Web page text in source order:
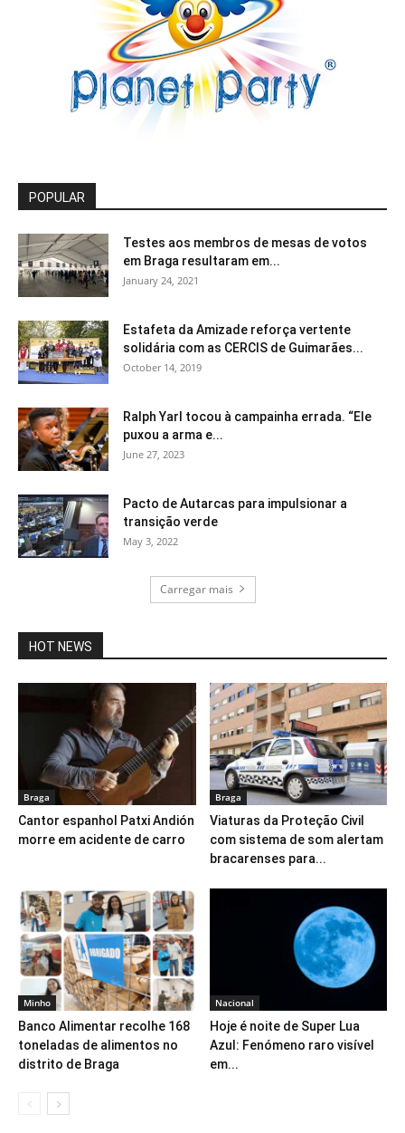
POPULAR
Testes aos membros de mesas de votos
em Braga resultaram em...
January 24, 2021
Estafeta da Amizade reforça vertente
solidária com as CERCIS de Guimarães...
October 14, 2019
Ralph Yarl tocou à campainha errada. “Ele
puxou a arma e...
June 27, 2023
Pacto de Autarcas para impulsionar a
transição verde
May 3, 2022
Carregar mais
HOT NEWS
Braga
Cantor espanhol Patxi Andión
morre em acidente de carro
Braga
Viaturas da Proteção Civil
com sistema de som alertam
bracarenses para...
Minho
Banco Alimentar recolhe 168
toneladas de alimentos no
distrito de Braga
Nacional
Hoje é noite de Super Lua
Azul: Fenómeno raro visível
em...